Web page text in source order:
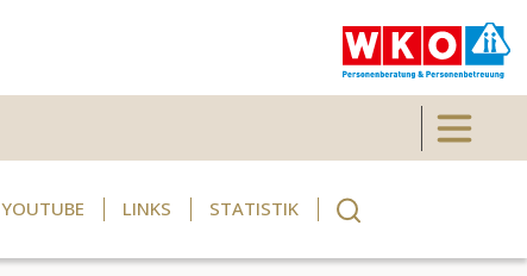
Toggle
YOUTUBE LINKS STATISTIK